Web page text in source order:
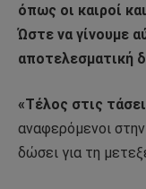
όπως οι καιροί
Ώστε να γίνουμε
αποτελεσματική
«Τέλος στις
αναφερόμενοι
δώσει για τη